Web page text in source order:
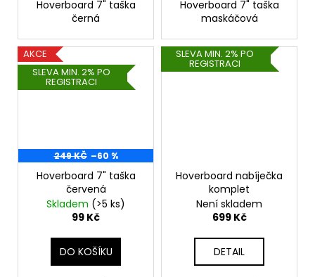
Hoverboard 7" taška
černá
Hoverboard 7" taška
maskáčová
AKCE
SLEVA MIN. 2% PO
REGISTRACI
249 KČ –60 %
Hoverboard 7" taška
červená
Skladem (>5 ks)
99 Kč
DO KOŠÍKU
SLEVA MIN. 2% PO
REGISTRACI
Hoverboard nabíječka
komplet
Není skladem
699 Kč
DETAIL